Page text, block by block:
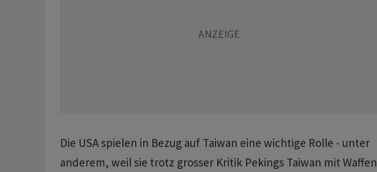
Die USA spielen in Bezug auf Taiwan eine wichtige Rolle - unter
anderem, weil sie trotz grosser Kritik Pekings Taiwan mit Waffen